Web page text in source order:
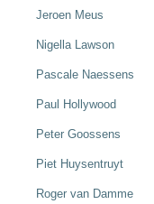
Jeroen Meus
Nigella Lawson
Pascale Naessens
Paul Hollywood
Peter Goossens
Piet Huysentruyt
Roger van Damme